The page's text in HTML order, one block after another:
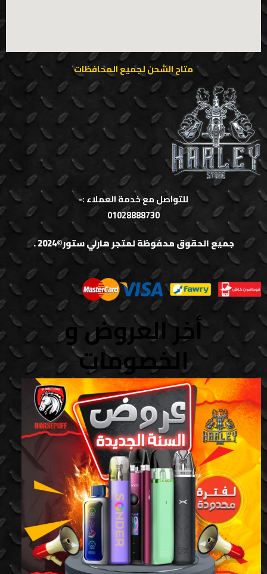
متاح الشحن لجميع المحافظات
للتواصل مع خدمة العملاء :-
01028888730
جميع الحقوق محفوظة لمتجر هارلي ستور©2024 .
أخر العروض و
الخصومات